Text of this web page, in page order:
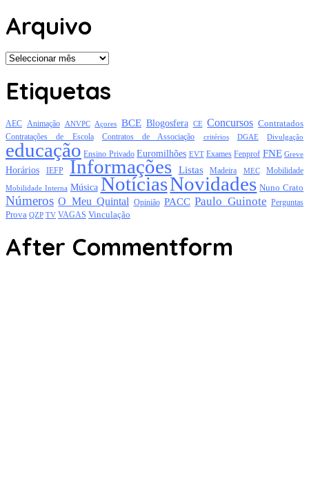
Arquivo
Arquivo
Etiquetas
AEC Animação ANVPC Açores BCE Blogosfera CE Concursos Contratados
Contratações de Escola Contratos de Associação critérios DGAE Divulgação
educação Ensino Privado Euromilhões EVT Exames Fenprof FNE Greve
Horários IEFP Informações Listas Madeira MEC Mobilidade
Mobilidade Interna Música NotíciasNovidades Nuno Crato
Números O Meu Quintal Opinião PACC Paulo Guinote Perguntas
Prova QZP TV VAGAS Vinculação
After Commentform